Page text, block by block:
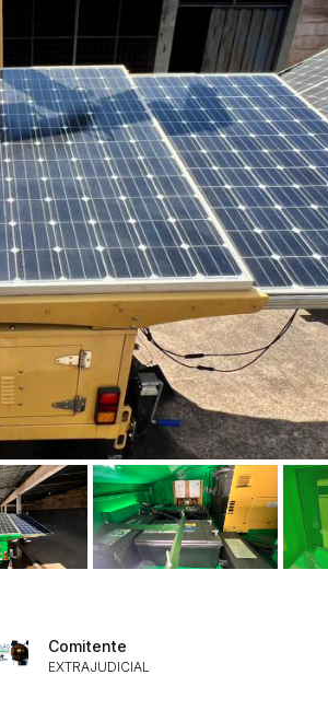
Caminhão
Caminhões
Carro
Reboque
Comitente
EXTRAJUDICIAL